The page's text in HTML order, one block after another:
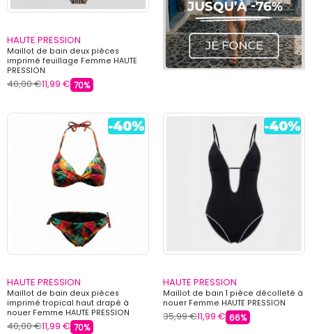
HAUTE PRESSION
Maillot de bain deux pièces
imprimé feuillage Femme HAUTE
PRESSION
40,00 €11,99 € 70%
HAUTE PRESSION
Maillot de bain deux pièces
imprimé tropical haut drapé à
nouer Femme HAUTE PRESSION
40,00 €11,99 € 70%
HAUTE PRESSION
Maillot de bain 1 pièce décolleté à
nouer Femme HAUTE PRESSION
35,99 €11,99 € 66%